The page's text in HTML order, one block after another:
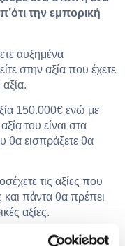
την εμπορική
αυξημένα
στην αξία που έχετε
150.000€ ενώ με
του είναι στα
θα εισπράξετε θα
τις αξίες που
και πάντα θα πρέπει
αξίες.
απορία σχετικά με